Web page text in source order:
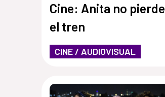
Cine: Anita no pierde
el tren
CINE / AUDIOVISUAL